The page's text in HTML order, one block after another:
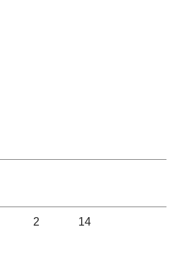
2 14